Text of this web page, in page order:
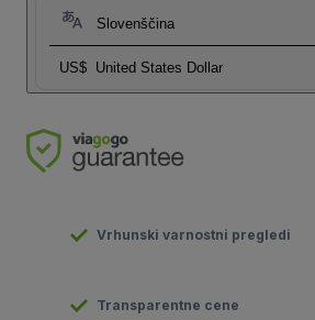
Slovenščina
US$ United States Dollar
Vrhunski varnostni pregledi
Transparentne cene